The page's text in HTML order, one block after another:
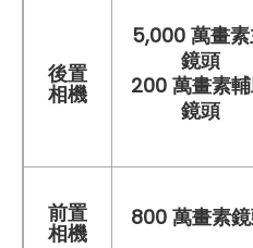
後置
相機
5,000 萬畫
鏡頭
200 萬畫素
鏡頭
前置
相機
800 萬畫素